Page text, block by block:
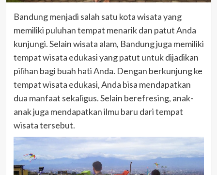
Bandung menjadi salah satu kota wisata yang
memiliki puluhan tempat menarik dan patut Anda
kunjungi. Selain wisata alam, Bandung juga memiliki
tempat wisata edukasi yang patut untuk dijadikan
pilihan bagi buah hati Anda. Dengan berkunjung ke
tempat wisata edukasi, Anda bisa mendapatkan
dua manfaat sekaligus. Selain berefresing, anak-
anak juga mendapatkan ilmu baru dari tempat
wisata tersebut.